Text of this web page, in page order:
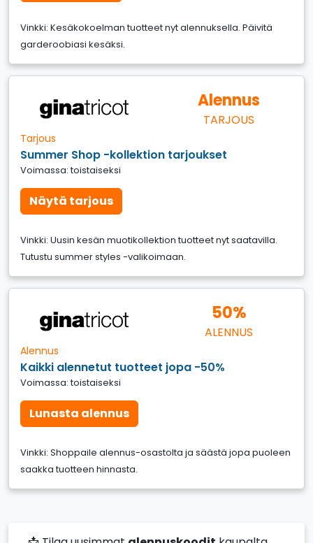
Vinkki: Kesäkokoelman tuotteet nyt alennuksella. Päivitä
garderoobiasi kesäksi.
Alennus
TARJOUS
Tarjous
Summer Shop -kollektion tarjoukset
Voimassa: toistaiseksi
Näytä tarjous
Vinkki: Uusin kesän muotikollektion tuotteet nyt saatavilla.
Tutustu summer styles -valikoimaan.
50%
ALENNUS
Alennus
Kaikki alennetut tuotteet jopa -50%
Voimassa: toistaiseksi
Lunasta alennus
Vinkki: Shoppaile alennus-osastolta ja säästä jopa puoleen
saakka tuotteen hinnasta.